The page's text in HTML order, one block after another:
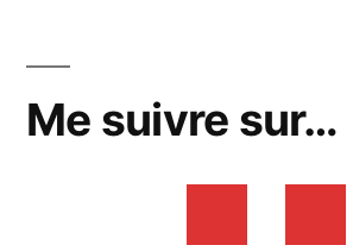
Me suivre sur…